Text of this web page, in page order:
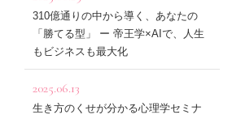
310億通りの中から導く、あなたの
「勝てる型」 ー 帝王学×AIで、人生
もビジネスも最大化
2025.06.13
生き方のくせが分かる心理学セミナ